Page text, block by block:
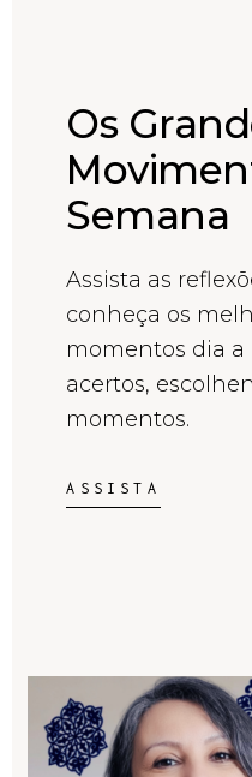
Os
Semana
Assista as
conheça os
momentos dia a
acertos,
momentos.
ASSISTA